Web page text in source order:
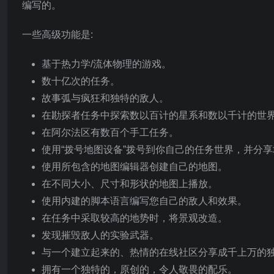
编写的。
一些高级功能是:
基于热力学/流体物理的游戏。
数十亿次的任务。
故事弧与疯狂和独特的敌人。
在勘探者任务中探索数以百计的星系和数以千计的世界
在阿尔法区有数百个手工任务。
使用“拨号地图设备”拨号到你自己的任务世界，并分享
使用所包含的地图编辑器创建自己的地图。
在不同大小、尺寸和形状的地图上播放。
使用内建的脚本语言编写您自己的敌人和效果。
在任务中采取较高的地势时，将景观改造。
发现摧毁敌人的实验武器。
与一个建立起来的、热情的在线社区分享成千上万的
拥有一个独特的，原创的，令人敬畏的配乐。